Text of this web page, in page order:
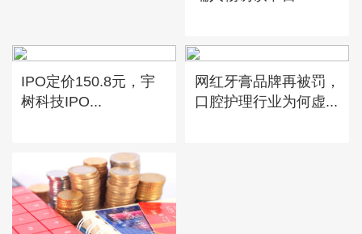
IPO定价150.8元，宇
树科技IPO...
网红牙膏品牌再被罚，
口腔护理行业为何虚...